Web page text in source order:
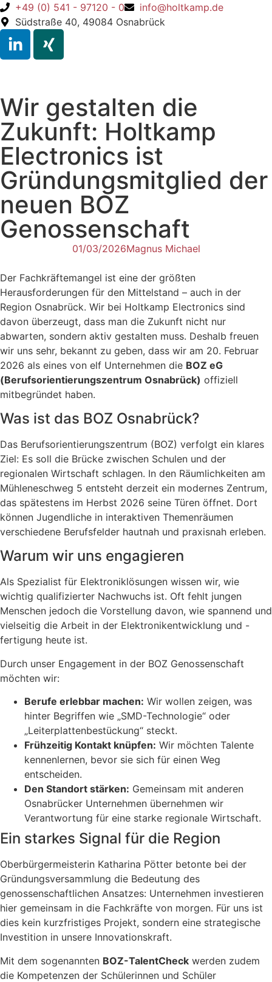
+49 (0) 541 - 97120 - 0
info@holtkamp.de
Südstraße 40, 49084 Osnabrück
Wir gestalten die
Zukunft: Holtkamp
Electronics ist
Gründungsmitglied der
neuen BOZ
Genossenschaft
01/03/2026Magnus Michael
Der Fachkräftemangel ist eine der größten
Herausforderungen für den Mittelstand – auch in der
Region Osnabrück. Wir bei Holtkamp Electronics sind
davon überzeugt, dass man die Zukunft nicht nur
abwarten, sondern aktiv gestalten muss. Deshalb freuen
wir uns sehr, bekannt zu geben, dass wir am 20. Februar
2026 als eines von elf Unternehmen die BOZ eG
(Berufsorientierungszentrum Osnabrück) offiziell
mitbegründet haben.
Was ist das BOZ Osnabrück?
Das Berufsorientierungszentrum (BOZ) verfolgt ein klares
Ziel: Es soll die Brücke zwischen Schulen und der
regionalen Wirtschaft schlagen. In den Räumlichkeiten am
Mühleneschweg 5 entsteht derzeit ein modernes Zentrum,
das spätestens im Herbst 2026 seine Türen öffnet. Dort
können Jugendliche in interaktiven Themenräumen
verschiedene Berufsfelder hautnah und praxisnah erleben.
Warum wir uns engagieren
Als Spezialist für Elektroniklösungen wissen wir, wie
wichtig qualifizierter Nachwuchs ist. Oft fehlt jungen
Menschen jedoch die Vorstellung davon, wie spannend und
vielseitig die Arbeit in der Elektronikentwicklung und -
fertigung heute ist.
Durch unser Engagement in der BOZ Genossenschaft
möchten wir:
Berufe erlebbar machen: Wir wollen zeigen, was
hinter Begriffen wie „SMD-Technologie“ oder
„Leiterplattenbestückung“ steckt.
Frühzeitig Kontakt knüpfen: Wir möchten Talente
kennenlernen, bevor sie sich für einen Weg
entscheiden.
Den Standort stärken: Gemeinsam mit anderen
Osnabrücker Unternehmen übernehmen wir
Verantwortung für eine starke regionale Wirtschaft.
Ein starkes Signal für die Region
Oberbürgermeisterin Katharina Pötter betonte bei der
Gründungsversammlung die Bedeutung des
genossenschaftlichen Ansatzes: Unternehmen investieren
hier gemeinsam in die Fachkräfte von morgen. Für uns ist
dies kein kurzfristiges Projekt, sondern eine strategische
Investition in unsere Innovationskraft.
Mit dem sogenannten BOZ-TalentCheck werden zudem
die Kompetenzen der Schülerinnen und Schüler